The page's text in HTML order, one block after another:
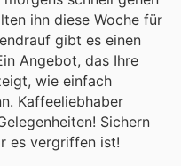
ihn diese Woche für
gibt es einen
Angebot, das Ihre
wie einfach
Kaffeeliebhaber
Sichern
es vergriffen ist!